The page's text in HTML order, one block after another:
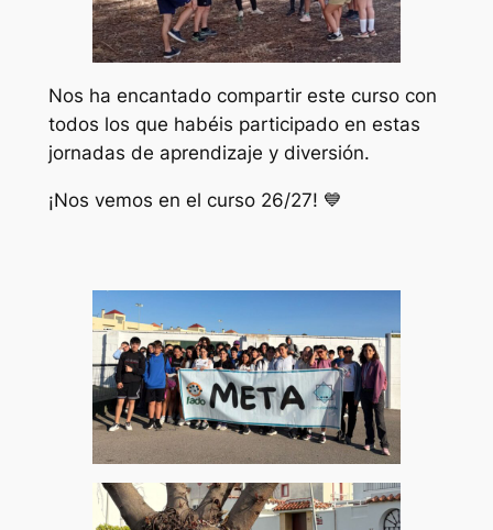
Nos ha encantado compartir este curso con
todos los que habéis participado en estas
jornadas de aprendizaje y diversión.
¡Nos vemos en el curso 26/27! 💙